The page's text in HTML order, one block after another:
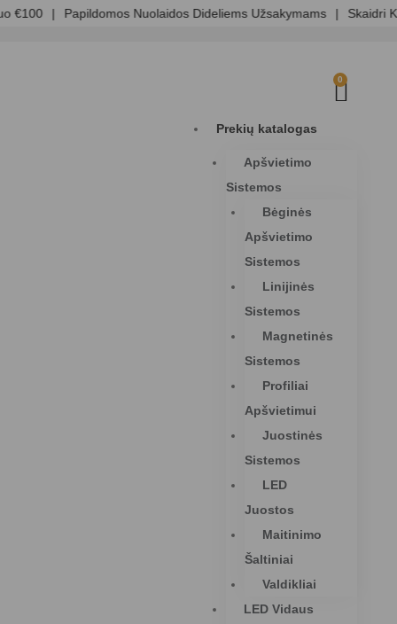
| Papildomos Nuolaidos Dideliems Užsakymams | Skaidri
0
Prekių katalogas
Apšvietimo
Sistemos
Bėginės
Apšvietimo
Sistemos
Linijinės
Sistemos
Magnetinės
Sistemos
Profiliai
Apšvietimui
Juostinės
Sistemos
LED
Juostos
Maitinimo
Šaltiniai
Valdikliai
LED Vidaus